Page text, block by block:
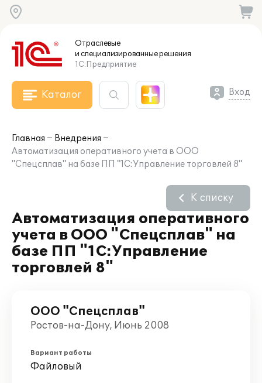
Отраслевые
и специализированныерешения
1С:Предприятие
Каталог Вход
Главная
Внедрения
Автоматизация оперативного учета в ООО
"Спецсплав" на базе ПП "1С:Управление торговлей 8"
Автоматизация оперативного
учета в ООО "Спецсплав" на
базе ПП "1С:Управление
торговлей 8"
К списку
ООО "Спецсплав"
Ростов-на-Дону, Июнь 2008
Вариант работы
Файловый